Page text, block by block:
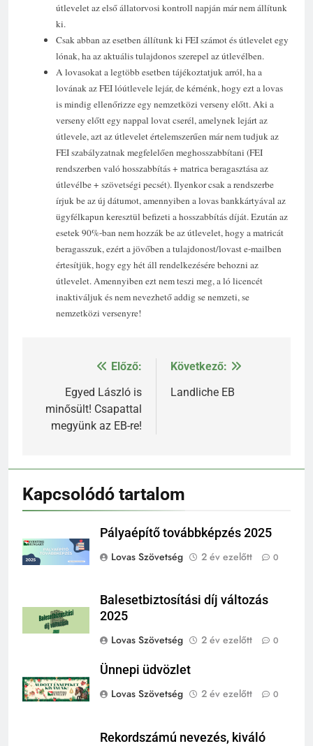
útlevelet az első állatorvosi kontroll napján már nem állítunk
ki.
Csak abban az esetben állítunk ki FEI számot és útlevelet egy
lónak, ha az aktuális tulajdonos szerepel az útlevélben.
A lovasokat a legtöbb esetben tájékoztatjuk arról, ha a
lovának az FEI lóútlevele lejár, de kérnénk, hogy ezt a lovas
is mindig ellenőrizze egy nemzetközi verseny előtt. Aki a
verseny előtt egy nappal lovat cserél, amelynek lejárt az
útlevele, azt az útlevelet értelemszerűen már nem tudjuk az
FEI szabályzatnak megfelelően meghosszabbítani (FEI
rendszerben való hosszabbítás + matrica beragasztása az
útlevélbe + szövetségi pecsét). Ilyenkor csak a rendszerbe
írjuk be az új dátumot, amennyiben a lovas bankkártyával az
ügyfélkapun keresztül befizeti a hosszabbítás díját. Ezután az
esetek 90%-ban nem hozzák be az útlevelet, hogy a matricát
beragasszuk, ezért a jövőben a tulajdonost/lovast e-mailben
értesítjük, hogy egy hét áll rendelkezésére behozni az
útlevelet. Amennyiben ezt nem teszi meg, a ló licencét
inaktiváljuk és nem nevezhető addig se nemzeti, se
nemzetközi versenyre!
Bejegyzés
navigáció
Előző:
Egyed László is
minősült! Csapattal
megyünk az EB-re!
Következő:
Landliche EB
Kapcsolódó tartalom
Pályaépítő továbbképzés 2025
Lovas Szövetség
2 év ezelőtt 0
Balesetbiztosítási díj változás
2025
Lovas Szövetség
2 év ezelőtt 0
Ünnepi üdvözlet
Lovas Szövetség
2 év ezelőtt 0
Rekordszámú nevezés, kiváló